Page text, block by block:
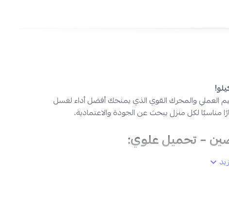
العملي والمحرك القوي الذي يمنحك أفضل أداء لغسل
مناسبًا لكل منزل يبحث عن الجودة والاعتمادية.